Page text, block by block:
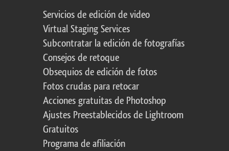
Servicios de edición de video
Virtual Staging Services
Subcontratar la edición de fotografías
Consejos de retoque
Obsequios de edición de fotos
Fotos crudas para retocar
Acciones gratuitas de Photoshop
Ajustes Preestablecidos de Lightroom
Gratuitos
Programa de afiliación